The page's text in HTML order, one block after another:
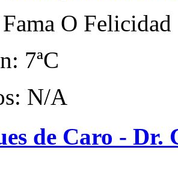
O Felicidad
7ªC
N/A
de Caro -